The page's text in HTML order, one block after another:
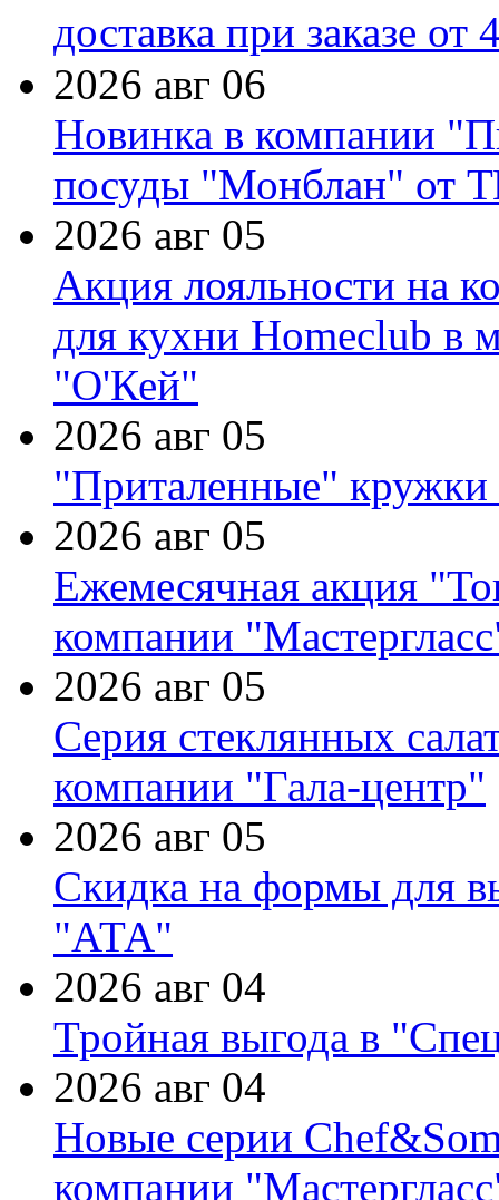
доставка при заказе от
2026 авг 06
Новинка в компании
посуды "Монблан" от
2026 авг 05
Акция лояльности на
для кухни Homeclub в
"О'Кей"
2026 авг 05
"Приталенные" кружки
2026 авг 05
Ежемесячная акция
компании
2026 авг 05
Серия стеклянных
компании "Гала-центр"
2026 авг 05
Скидка на формы для
"АТА"
2026 авг 04
Тройная выгода в
2026 авг 04
Новые серии
компании